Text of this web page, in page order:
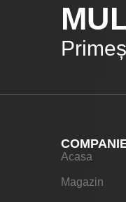
Acasa
Magazin